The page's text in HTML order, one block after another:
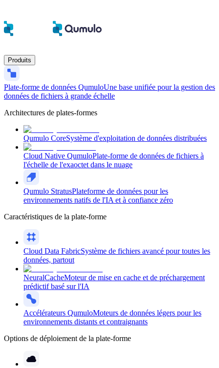
Produits
Plate-forme de données QumuloUne base unifiée pour la gestion des
données de fichiers à grande échelle
Architectures de plates-formes
Qumulo CoreSystème d'exploitation de données distribuées
Cloud Native QumuloPlate-forme de données de fichiers à
l'échelle de l'exaoctet dans le nuage
Qumulo StratusPlateforme de données pour les
environnements natifs de l'IA et à confiance zéro
Caractéristiques de la plate-forme
Cloud Data FabricSystème de fichiers avancé pour toutes les
données, partout
NeuralCacheMoteur de mise en cache et de préchargement
prédictif basé sur l'IA
Accélérateurs QumuloMoteurs de données légers pour les
environnements distants et contraignants
Options de déploiement de la plate-forme